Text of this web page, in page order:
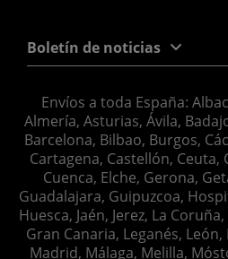
Boletín de noticias
Envíos a toda España:
Almería, Asturias, Ávila,
Barcelona, Bilbao, Burgos,
Cartagena, Castellón, Ceuta,
Cuenca, Elche, Gerona,
Guadalajara, Guipuzcoa,
Huesca, Jaén, Jerez, La
Gran Canaria, Leganés,
Madrid, Málaga, Melilla,